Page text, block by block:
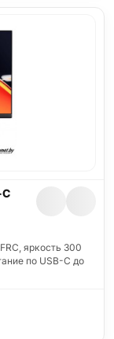
яркость 300
по USB-C до